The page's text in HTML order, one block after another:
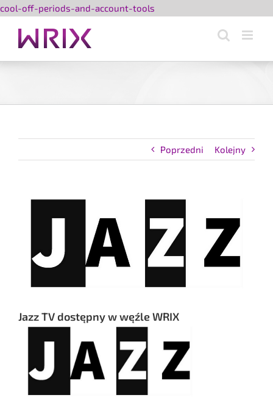
cool-off-periods-and-account-tools
Poprzedni Kolejny
Jazz TV dostępny w węźle WRIX